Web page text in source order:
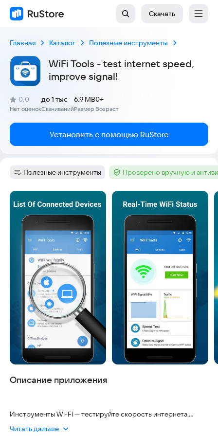
Скачать
Главная Каталог Полезные инструменты
WiFi Tools - test internet speed,
improve signal!
Рейтинг:
0,0
(
Нет оценок
)
Скачиваний
до 1 тыс
Размер
6.9 MB
Возраст
0+
Установить с помощью RuStore
Категория:
Полезные инструменты Тег :Проверено вручную и
Скриншоты
Описание приложения
Инструменты Wi-Fi — тестируйте скорость интернета,
помогает вам проверять скорость интернета и улучшать
Читать дальше